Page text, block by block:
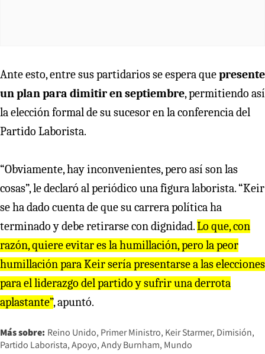
Ante esto, entre sus partidarios se espera quepresente
un plan para dimitir en septiembre, permitiendo así
la elección formal de su sucesor en la conferencia del
Partido Laborista.
“Obviamente, hay inconvenientes, pero así son las
cosas”, le declaró al periódico una figura laborista. “Keir
se ha dado cuenta de que su carrera política ha
terminado y debe retirarse con dignidad.Lo que, con
razón, quiere evitar es la humillación, pero la peor
humillación para Keir sería presentarse a las elecciones
para el liderazgo del partido y sufrir una derrota
aplastante”, apuntó.
Más sobre: Reino Unido Primer Ministro Keir Starmer Dimisión
Partido Laborista Apoyo Andy Burnham Mundo